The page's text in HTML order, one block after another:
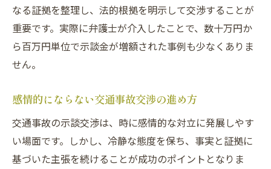
なる証拠を整理し、法的根拠を明示して交渉することが
重要です。実際に弁護士が介入したことで、数十万円か
ら百万円単位で示談金が増額された事例も少なくありま
せん。
感情的にならない交通事故交渉の進め方
交通事故の示談交渉は、時に感情的な対立に発展しやす
い場面です。しかし、冷静な態度を保ち、事実と証拠に
基づいた主張を続けることが成功のポイントとなりま